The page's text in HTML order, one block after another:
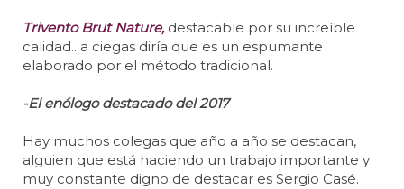
Trivento Brut Nature,destacable por su increíble
calidad.. a ciegas diría que es un espumante
elaborado por el método tradicional.
-El enólogo destacado del 2017
Hay muchos colegas que año a año se destacan,
alguien que está haciendo un trabajo importante y
muy constante digno de destacar es Sergio Casé.